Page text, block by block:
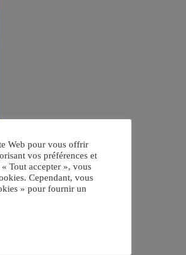
Web pour vous offrir
vos préférences et
Tout accepter », vous
Cependant, vous
» pour fournir un